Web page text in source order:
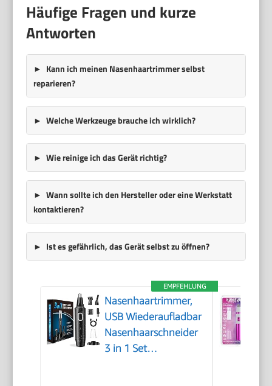
Häufige Fragen und kurze
Antworten
Kann ich meinen Nasenhaartrimmer selbst
reparieren?
Welche Werkzeuge brauche ich wirklich?
Wie reinige ich das Gerät richtig?
Wann sollte ich den Hersteller oder eine Werkstatt
kontaktieren?
Ist es gefährlich, das Gerät selbst zu öffnen?
EMPFEHLUNG
Nasenhaartrimmer,
USB Wiederaufladbar
Nasenhaarschneider
3 in 1 Set